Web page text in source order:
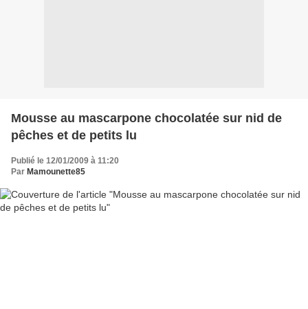
Mousse au mascarpone chocolatée sur nid de
pêches et de petits lu
Publié le 12/01/2009 à 11:20
Par Mamounette85